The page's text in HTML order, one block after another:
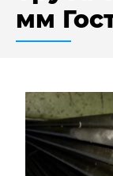
КАК МЫ
ДОСТАВКА И
НАШИ
мм